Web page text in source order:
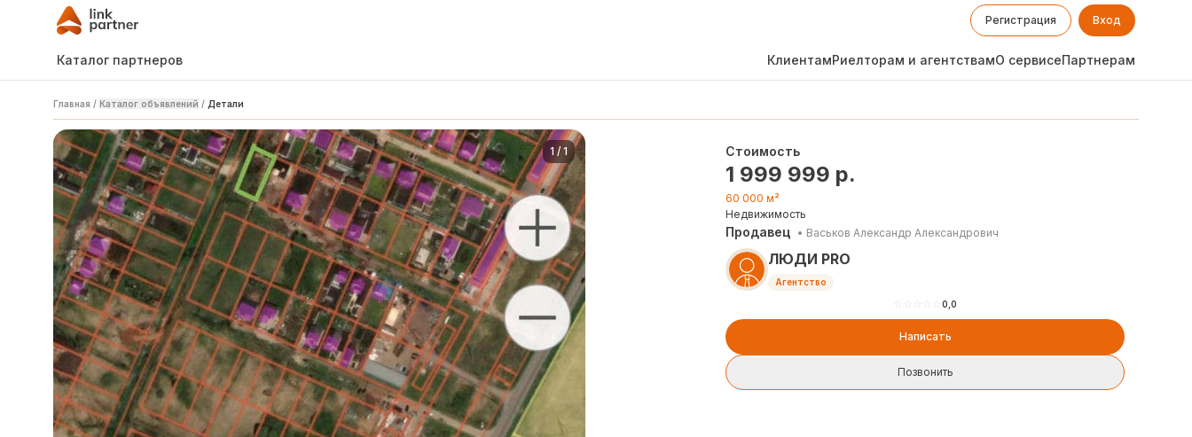
Регистрация Вход
Каталог партнеров КлиентамРиелторам и агентствамО сервисеПартнерам
Главная / Каталог объявлений / Детали
1 / 1 Стоимость
1 999 999 р.
60 000 м²
Недвижимость
Продавец • Васьков Александр Александрович
ЛЮДИ PRO
Агентство
☆0,0
Написать
Позвонить